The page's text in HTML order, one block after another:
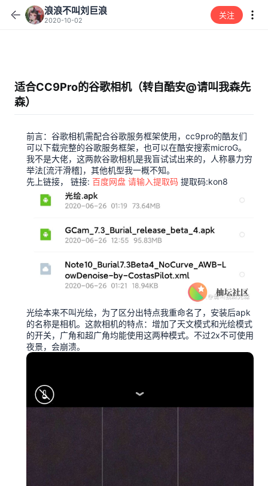
浪浪不叫刘巨浪
2020-10-02
关注
适合CC9Pro的谷歌相机（转自酷安@请叫我森先
森）
前言：谷歌相机需配合谷歌服务框架使用，cc9pro的酷友们
可以下载完整的谷歌服务框架，也可以在酷安搜索microG。
我不是大佬，这两款谷歌相机是我盲试试出来的，人称暴力穷
举法[流汗滑稽]，其他机型我一概不知。
先上链接， 链接: 百度网盘 请输入提取码 提取码:kon8
光绘本来不叫光绘，为了区分出特点我重命名了，安装后apk
的名称是相机。这款相机的特点：增加了天文模式和光绘模式
的开关，广角和超广角均能使用这两种模式。不过2x不可使用
夜景，会崩溃。